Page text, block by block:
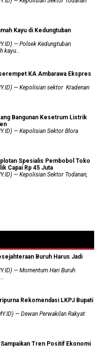
Kayu di Kedungtuban
— Polsek Kedungtuban
kayu...
KA Ambarawa Ekspres
— Kepolisian sektor Kradenan
Bangunan Kesetrum Listrik
— Kepolisian Sektor Blora
Spesialis Pembobol Toko
Capai Rp 45 Juta
— Kepolisian Sektor Todanan,
Buruh Harus Jadi
— Momentum Hari Buruh
Rekomendasi LKPJ Bupati
— Dewan Perwakilan Rakyat
Tren Positif Ekonomi